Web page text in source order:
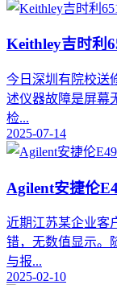
Keithley吉时利
今日深圳有院校送
述仪器故障是屏幕
检...
2025-07-14
Agilent安捷伦
近期江苏某企业客
错，无数值显示。
与报...
2025-02-10